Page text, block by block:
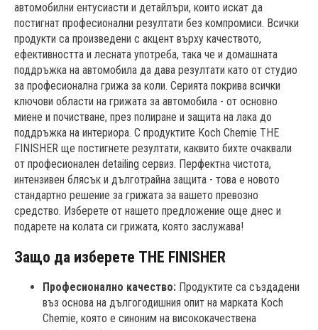
автомобилни ентусиасти и детайлъри, които искат да
постигнат професионални резултати без компромиси. Всички
продукти са произведени с акцент върху качеството,
ефективността и лесната употреба, така че и домашната
поддръжка на автомобила да дава резултати като от студио
за професионална грижа за коли. Серията покрива всички
ключови области на грижата за автомобила - от основно
миене и почистване, през полиране и защита на лака до
поддръжка на интериора. С продуктите Koch Chemie THE
FINISHER ще постигнете резултати, каквито бихте очаквали
от професионален detailing сервиз. Перфектна чистота,
интензивен блясък и дълготрайна защита - това е новото
стандартно решение за грижата за вашето превозно
средство. Изберете от нашето предложение още днес и
подарете на колата си грижата, която заслужава!
Защо да изберете THE FINISHER
Професионално качество: Продуктите са създадени
въз основа на дългогодишния опит на марката Koch
Chemie, която е синоним на висококачествена